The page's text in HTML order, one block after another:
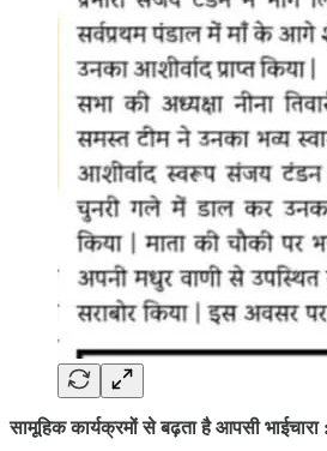
सामूहिक कार्यक्रमों से बढ़ता है आपसी